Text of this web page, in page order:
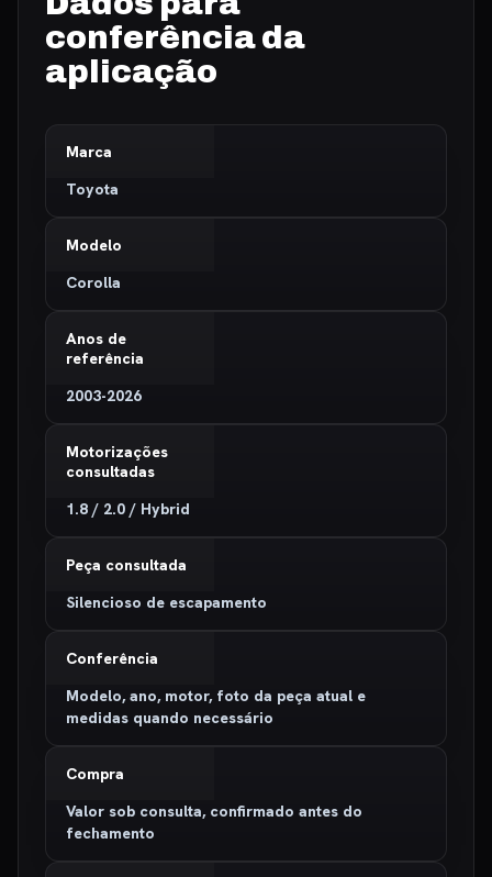
conferência da
aplicação
Marca
Toyota
Modelo
Corolla
Anos de
referência
2003-2026
Motorizações
consultadas
1.8 / 2.0 / Hybrid
Peça consultada
Silencioso de escapamento
Conferência
Modelo, ano, motor, foto da peça atual e
medidas quando necessário
Compra
Valor sob consulta, confirmado antes do
fechamento